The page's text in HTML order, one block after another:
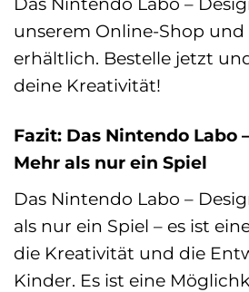
unserem Online-Shop
erhältlich. Bestelle jetzt
deine Kreativität!
Fazit: Das Nintendo Labo
Mehr als nur ein Spiel
Das Nintendo Labo –
als nur ein Spiel – es ist
die Kreativität und die
Kinder. Es ist eine